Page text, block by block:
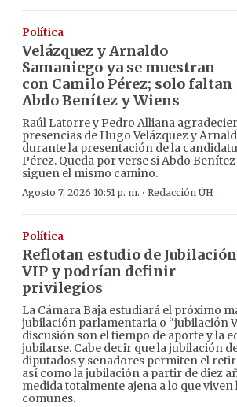
Política
Velázquez y Arnaldo
Samaniego ya se muestran
con Camilo Pérez; solo faltan
Abdo Benítez y Wiens
Raúl Latorre y Pedro Alliana
presencias de Hugo Velázquez y
durante la presentación de la
Pérez. Queda por verse si Abdo
siguen el mismo camino.
Agosto 7, 2026 10:51 p. m. · Redacción ÚH
Política
Reflotan estudio de Jubilación
VIP y podrían definir
privilegios
La Cámara Baja estudiará el próximo
jubilación parlamentaria o “jubilación
discusión son el tiempo de aporte y la
jubilarse. Cabe decir que la jubilación
diputados y senadores permiten el
así como la jubilación a partir de diez
medida totalmente ajena a lo que
comunes.